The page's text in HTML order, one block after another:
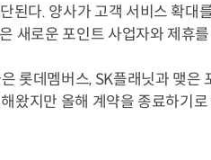
다. 양사가 고객 서비스 확대
새로운 포인트 사업자와 제휴
롯데멤버스, SK플래닛과 맺은
왔지만 올해 계약을 종료하기